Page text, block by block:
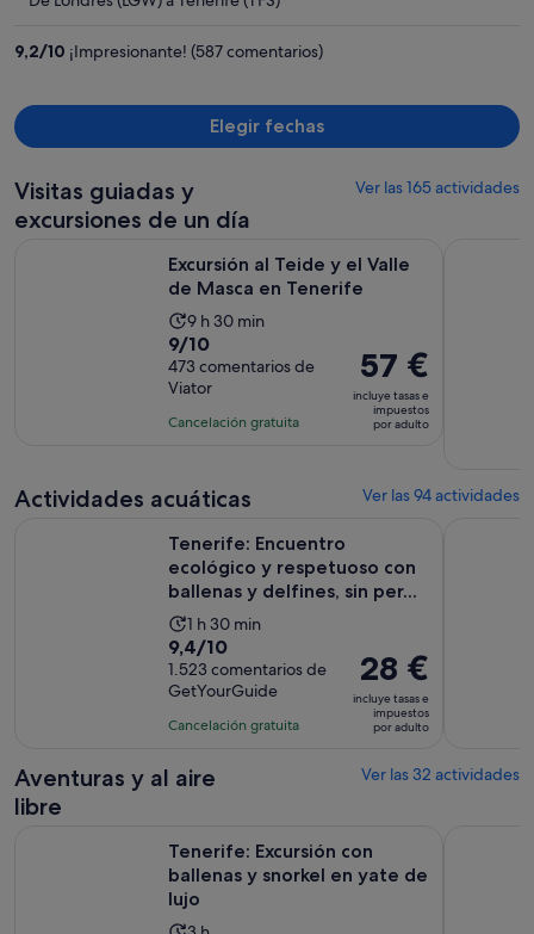
persona
9,2/10 ¡Impresionante! (587 comentarios)
Elegir fechas
Visitas guiadas y
excursiones de un día
Ver las 165 actividades
Excursión al Teide y el Valle
de Masca en Tenerife
La
duración
de
la
actividad
9 horas
30 minutos
9 h 30 min
9.0
sobre
10
con
9/10
473 comentarios de
Viator
Cancelación gratuita
El
precio
es
de
adulto
57 €
incluye tasas e
impuestos
por adulto
Actividades acuáticas Ver las 94 actividades
Tenerife: Encuentro
ecológico y respetuoso con
ballenas y delfines, sin per...
La
duración
de
la
actividad
de
30 minutos
1 h 30 min
9.4
sobre
10
con
comentarios
9,4/10
1.523 comentarios de
GetYourGuide
Cancelación gratuita
El
precio
es
de
por
28 €
incluye tasas e
impuestos
por adulto
Aventuras y al aire
libre
Ver las 32 actividades
Tenerife: Excursión con
ballenas y snorkel en yate de
lujo